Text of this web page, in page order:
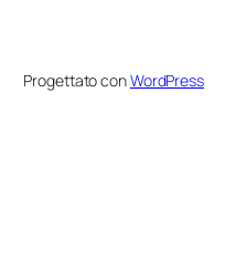
Progettato conWordPress